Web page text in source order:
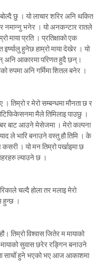
छु । यो लाचार शरिर अनि थकित
नमान्नु भनेर । यो अनकन्टार रातले
माया प्रति । प्रतिक्षाको एक
हुनेछ हाम्रो माया देखेर । यो
अनि आकारमा परिणत हुदै छन्।
रुपमा अनि गर्मिमा शितल बनेर ।
। तिम्रो र मेरो सम्बन्धमा मौनता छ र
मैले तिमिलाइ पाउछु ।
बाट आउने मेसेजमा । मेरो कल्पना
ले भारि बनाउने वस्तु हौ तिमि । के
। यो मन तिम्रो पर्खाइमा छ
ल्याउने छ ।
चल्दै होला तर मलाइ मेरो
हुन्छ ।
तिम्रो विश्वास जितेर म मायाको
सुवास छरेर रङ्गिन बनाउने
साचोँ हुने भएको भए आज आकाशमा